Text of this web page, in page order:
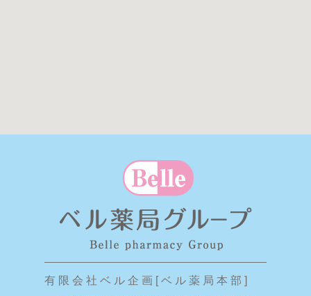
有 限 会 社 ベ ル 企 画 [ ベ ル 薬 局 本 部 ]